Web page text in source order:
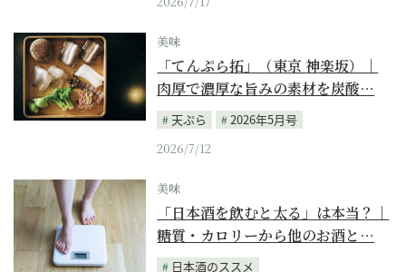
美味
「てんぷら拓」（東京 神楽坂）｜
肉厚で濃厚な旨みの素材を炭酸…
天ぷら
2026年5月号
2026/7/12
美味
「日本酒を飲むと太る」は本当？｜
糖質・カロリーから他のお酒と…
日本酒のススメ